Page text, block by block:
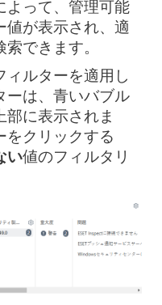
よって、管理可能
値が表示され、適
できます。
ルターを適用し
ーは、青いバブル
部に表示されま
をクリックする
い値のフィルタリ